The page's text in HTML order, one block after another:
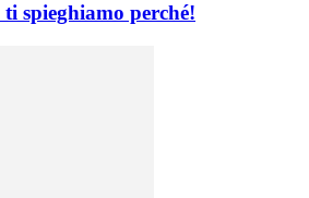
ti spieghiamo perché!